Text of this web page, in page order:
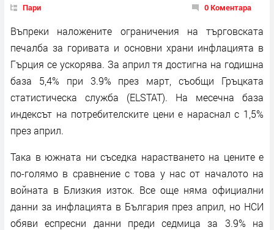
Пари 0 Коментара
Въпреки наложените ограничения на търговската
печалба за горивата и основни храни инфлацията в
Гърция се ускорява. За април тя достигна на годишна
база 5,4% при 3.9% през март, съобщи Гръцката
статистическа служба (ELSTAT). На месечна база
индексът на потребителските цени е нараснал с 1,5%
през април.
Така в южната ни съседка нарастването на цените е
по-голямо в сравнение с това у нас от началото на
войната в Близкия изток. Все още няма официални
данни за инфлацията в България през април, но НСИ
обяви еспресни данни преди седмица за 3.9% на